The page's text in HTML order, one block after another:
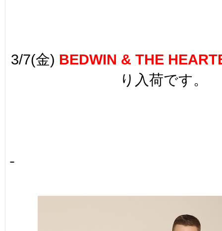
3/7(金) BEDWIN & THE
り入荷です。